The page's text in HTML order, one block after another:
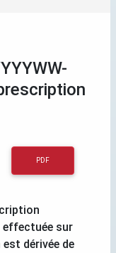
PDF
effectuée sur
dérivée de